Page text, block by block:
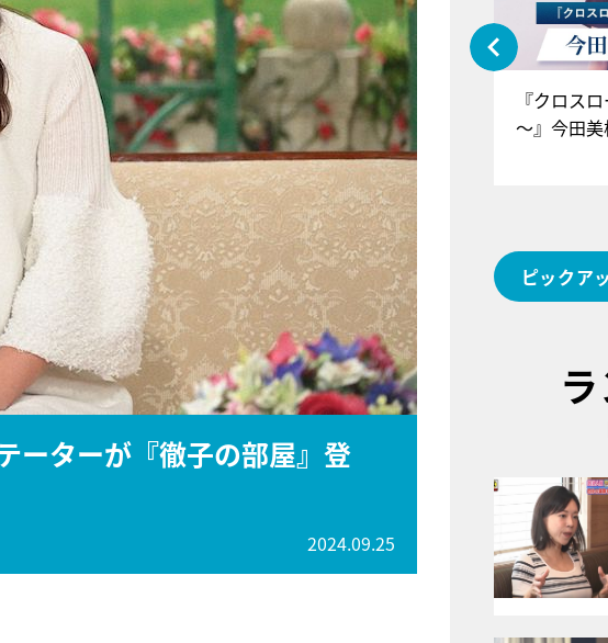
ーターが『徹子の部屋』登
2024.09.25
『アイ＝ラブ！げーみんぐ』＝LOV
E齋藤樹愛羅＆佐々木舞香SPインタ
ビュー
『クロス
～』今田
ピックア